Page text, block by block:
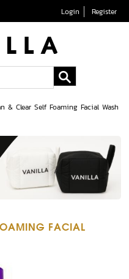
Login Register
& Clear Self Foaming Facial Wash
FACIAL